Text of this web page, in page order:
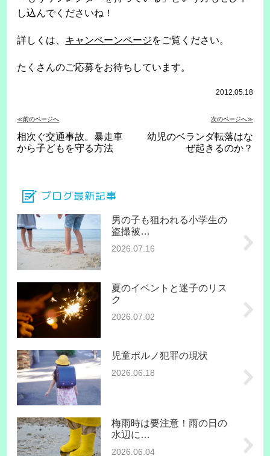
し込んでくださいね！
詳しくは、 キャンペーンページをご覧ください。
たくさんのご応募をお待ちしています。
2012.05.18
≪前のページへ 次のページへ≫
相次ぐ交通事故。暴走車
から子どもを守る方法
幼児のベランダ転落はな
ぜ起きるのか？
ブログ最新記事
男の子も狙われる小学生の
盗撮被…
2026.07.16
夏のイベントと迷子のリス
ク
2026.07.02
児童ポルノ犯罪の現状
2026.06.18
梅雨時は要注意！雨の日の
水辺に…
2026.06.04